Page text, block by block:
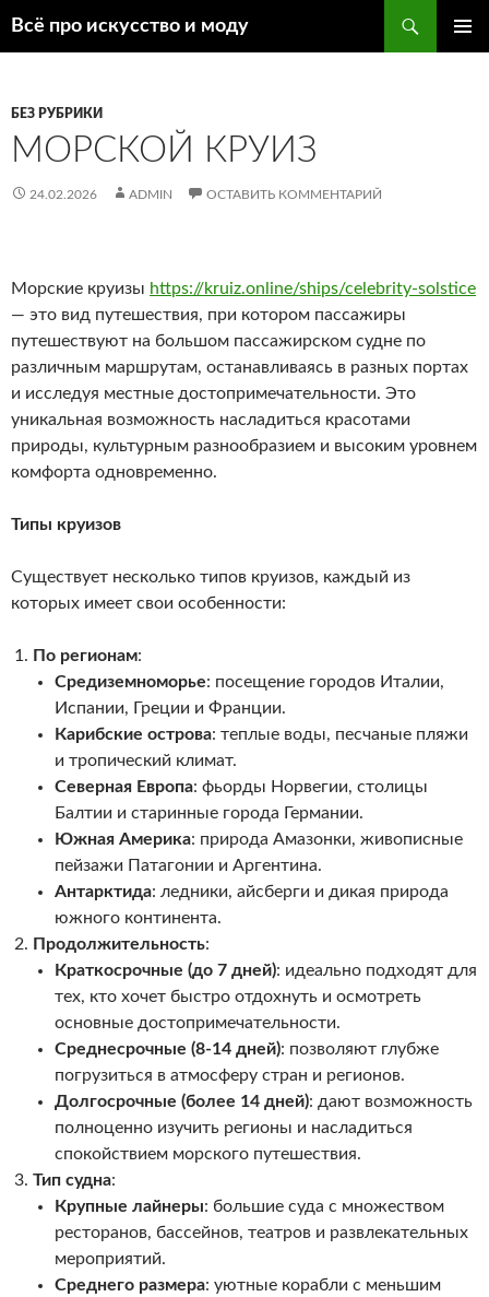
Всё про искусство и моду
БЕЗ РУБРИКИ
МОРСКОЙ КРУИЗ
24.02.2026 ADMIN ОСТАВИТЬ КОММЕНТАРИЙ
Морские круизы https://kruiz.online/ships/celebrity-solstice
— это вид путешествия, при котором пассажиры
путешествуют на большом пассажирском судне по
различным маршрутам, останавливаясь в разных портах
и исследуя местные достопримечательности. Это
уникальная возможность насладиться красотами
природы, культурным разнообразием и высоким уровнем
комфорта одновременно.
Типы круизов
Существует несколько типов круизов, каждый из
которых имеет свои особенности:
По регионам:
Средиземноморье: посещение городов Италии,
Испании, Греции и Франции.
Карибские острова: теплые воды, песчаные пляжи
и тропический климат.
Северная Европа: фьорды Норвегии, столицы
Балтии и старинные города Германии.
Южная Америка: природа Амазонки, живописные
пейзажи Патагонии и Аргентина.
Антарктида: ледники, айсберги и дикая природа
южного континента.
Продолжительность:
Краткосрочные (до 7 дней): идеально подходят для
тех, кто хочет быстро отдохнуть и осмотреть
основные достопримечательности.
Среднесрочные (8-14 дней): позволяют глубже
погрузиться в атмосферу стран и регионов.
Долгосрочные (более 14 дней): дают возможность
полноценно изучить регионы и насладиться
спокойствием морского путешествия.
Тип судна:
Крупные лайнеры: большие суда с множеством
ресторанов, бассейнов, театров и развлекательных
мероприятий.
Среднего размера: уютные корабли с меньшим